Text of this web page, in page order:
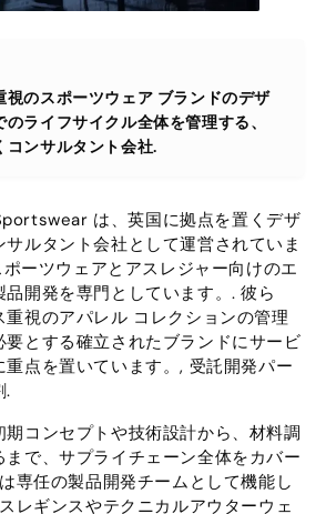
視のスポーツウェア ブランドのデザ
ライフサイクル全体を管理する、
コンサルタント会社.
は、英国に拠点を置くデザ
ルタント会社として運営されていま
ーツウェアとアスレジャー向けのエ
品開発を専門としています。. 彼ら
重視のアパレル コレクションの管理
要とする確立されたブランドにサービ
点を置いています。, 受託開発パー
.
期コンセプトや技術設計から、材料調
で、サプライチェーン全体をカバー
専任の製品開発チームとして機能し
レギンスやテクニカルアウターウェ